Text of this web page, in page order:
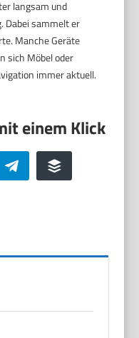
langsam und
Dabei sammelt er
Manche Geräte
sich Möbel oder
immer aktuell.
Telegram Buffer